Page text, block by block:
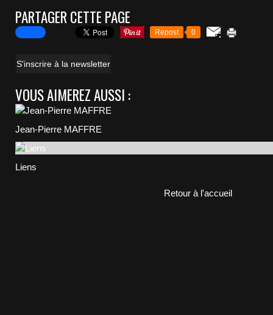
PARTAGER CETTE PAGE
Repost 0
S'inscrire à la newsletter
VOUS AIMEREZ AUSSI :
Jean-Pierre MAFFRE
Liens
Retour à l'accueil